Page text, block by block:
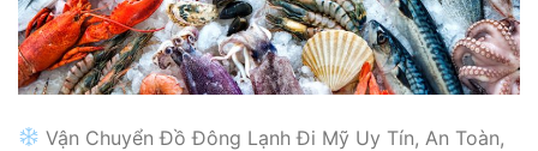
Vận Chuyển Đồ Đông Lạnh Đi Mỹ Uy Tín, An Toàn,